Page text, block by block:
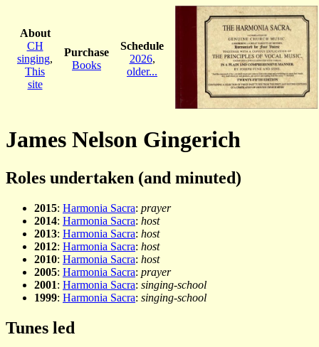
About
CH
singing,
This
site
Purchase
Books
Schedule
2026,
older...
James Nelson Gingerich
Roles undertaken (and minuted)
2015: Harmonia Sacra: prayer
2014: Harmonia Sacra: host
2013: Harmonia Sacra: host
2012: Harmonia Sacra: host
2010: Harmonia Sacra: host
2005: Harmonia Sacra: prayer
2001: Harmonia Sacra: singing-school
1999: Harmonia Sacra: singing-school
Tunes led